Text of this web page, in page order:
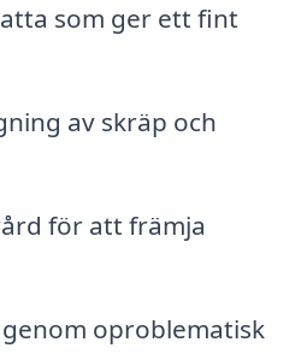
som ger ett fint
av skräp och
för att främja
oproblematisk